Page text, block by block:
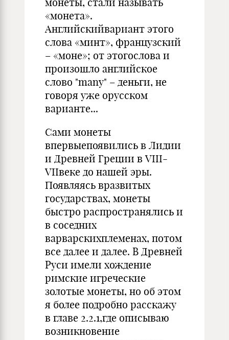
«монета».
Английскийвариант этого
слова «минт», французский
– «моне»; от этогослова и
произошло английское
слово "many" – деньги, не
говоря уже орусском
варианте...
Сами монеты
впервыепоявились в Лидии
и Древней Греции в VIII-
VIIвеке до нашей эры.
Появляясь вразвитых
государствах, монеты
быстро распространялись и
в соседних
варварскихплеменах, потом
все далее и далее. В Древней
Руси имели хождение
римские игреческие
золотые монеты, но об этом
я более подробно расскажу
в главе 2.2.1,где описываю
возникновение